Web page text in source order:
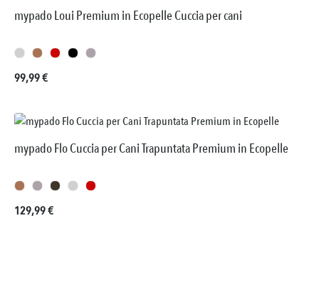
mypado Loui Premium in Ecopelle Cuccia per cani
Prezzo normale:
99,99 €
mypado Flo Cuccia per Cani Trapuntata Premium in Ecopelle
Prezzo normale:
129,99 €